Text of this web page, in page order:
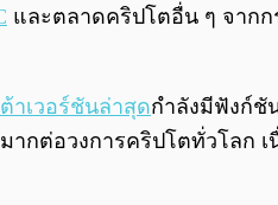
และตลาดคริปโตอื่น ๆ จาก
าเวอร์ชันล่าสุดกำลังมีฟังก์ชั
ากต่อวงการคริปโตทั่วโลก